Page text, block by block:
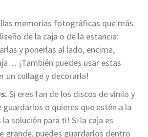
memorias fotográficas que más
de la caja o de la estancia:
y ponerlas al lado, encima,
¡También puedes usar estas
un collage y decorarla!
Si eres fan de los discos de vinilo y
guardarlos o quieres que estén a la
solución para ti! Si la caja es
grande, puedes guardarlos dentro